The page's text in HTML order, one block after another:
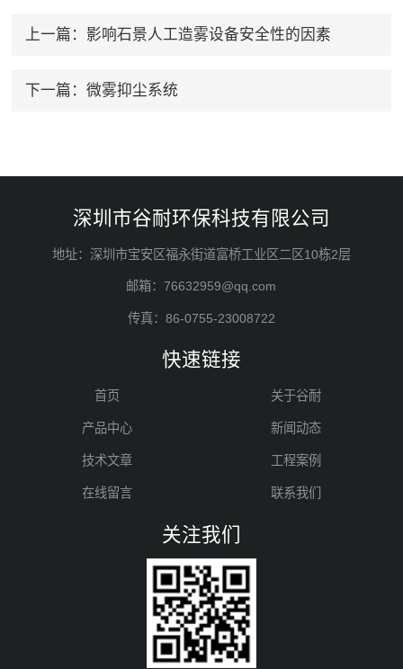
上一篇： 影响石景人工造雾设备安全性的因素
下一篇： 微雾抑尘系统
深圳市谷耐环保科技有限公司
地址：深圳市宝安区福永街道富桥工业区二区10栋2层
邮箱：76632959@qq.com
传真：86-0755-23008722
快速链接
首页 关于谷耐
产品中心 新闻动态
技术文章 工程案例
在线留言 联系我们
关注我们